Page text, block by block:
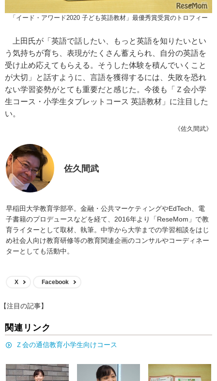
「イード・アワード2020 子ども英語教材」最優秀賞受賞のトロフィー
上田氏が「英語で話したい、もっと英語を知りたいとい
う気持ちが育ち、表現がたくさん蓄えられ、自分の英語を
受け止め応えてもらえる。そうした体験を積んでいくこと
が大切」と話すように、言語を獲得するには、失敗を恐れ
ない学習姿勢がとても重要だと感じた。今後も「Ｚ会小学
生コース・小学生タブレットコース 英語教材」に注目した
い。
《佐久間武》
佐久間武
早稲田大学教育学部卒。金融・公共マーケティングやEdTech、電
子書籍のプロデュースなどを経て、2016年より「ReseMom」で教
育ライターとして取材、執筆。中学から大学までの学習相談をはじ
め社会人向け教育研修等の教育関連企画のコンサルやコーディネー
ターとしても活動中。
X Facebook
【注目の記事】
関連リンク
Ｚ会の通信教育小学生向けコース